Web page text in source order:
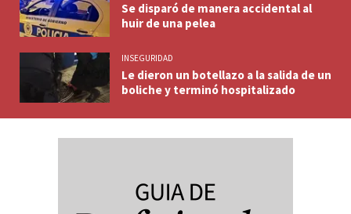
Se disparó de manera accidental al
huir de una pelea
INSEGURIDAD
Le dieron un botellazo a la salida de un
boliche y terminó hospitalizado